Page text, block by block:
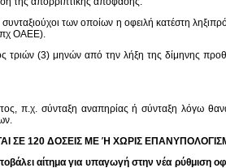
των οποίων η οφειλή κατέστη
ΟΑΕΕ).
τριών (3) μηνών από την λήξη της δίμηνης
π.χ. σύνταξη αναπηρίας ή σύνταξη λόγω
ΣΕ 120 ΔΟΣΕΙΣ ΜΕ Ή ΧΩΡΙΣ
αίτημα για υπαγωγή στην νέα ρύθμιση